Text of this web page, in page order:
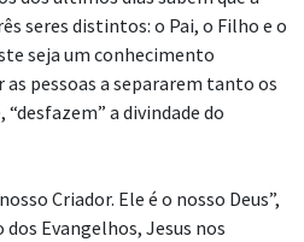
seres distintos: o Pai, o Filho e o
seja um conhecimento
pessoas a separarem tanto os
a divindade do
Criador. Ele é o nosso Deus”,
dos Evangelhos, Jesus nos